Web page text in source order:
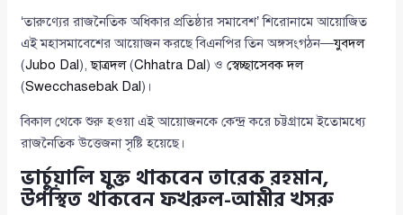
‘তারুণ্যের রাজনৈতিক অধিকার প্রতিষ্ঠার সমাবেশ’ শিরোনামে আয়োজিত
এই মহাসমাবেশের আয়োজন করছে বিএনপির তিন অঙ্গসংগঠন—যুবদল
(Jubo Dal ),ছাত্রদল(Chhatra Dal ) ওস্বেচ্ছাসেবক দল
(Swecchasebak Dal )।
বিকাল থেকে শুরু হওয়া এই আয়োজনকে কেন্দ্র করে চট্টগ্রামে ইতোমধ্যে
রাজনৈতিক উত্তেজনা সৃষ্টি হয়েছে।
ভার্চুয়ালি যুক্ত থাকবেন তারেক রহমান,
উপস্থিত থাকবেন ফখরুল-আমীর খসরু